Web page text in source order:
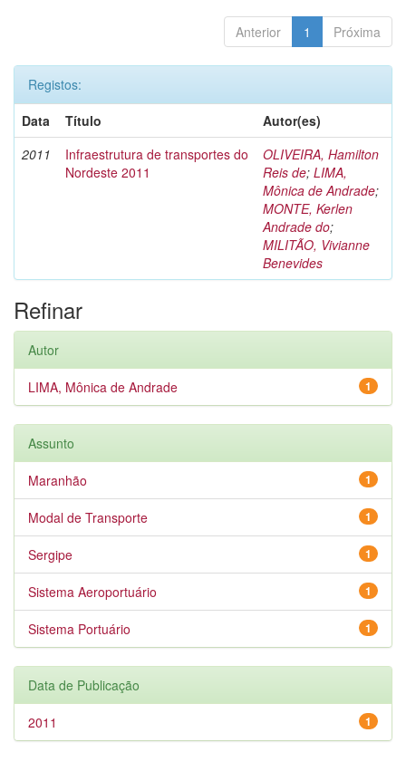
Anterior 1 Próxima
Registos:
Data
Título
Autor(es)
2011
Infraestrutura de transportes do
Nordeste 2011
OLIVEIRA, Hamilton
Reis de; LIMA,
Mônica de Andrade;
MONTE, Kerlen
Andrade do;
MILITÃO, Vivianne
Benevides
Refinar
Autor
1
LIMA, Mônica de Andrade
Assunto
1
Maranhão
1
Modal de Transporte
1
Sergipe
1
Sistema Aeroportuário
1
Sistema Portuário
Data de Publicação
1
2011